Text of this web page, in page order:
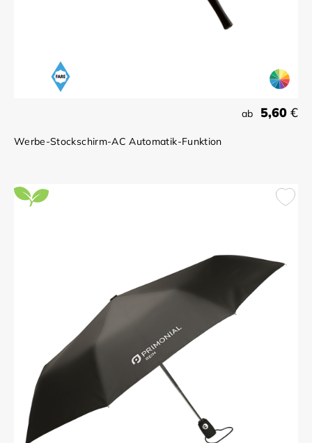
ab 5,60 €
Werbe-Stockschirm-AC Automatik-Funktion